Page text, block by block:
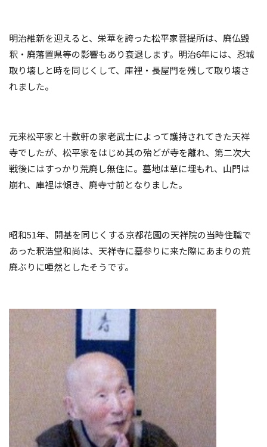
明治維新を迎えると、栄華を誇った松平家菩提所は、廃仏毀
釈・廃藩置県等の影響もあり衰退します。明治6年には、忍城
取り壊しと時を同じくして、庫裡・長屋門を残して取り壊さ
れました。
元来松平家と十数軒の家老武士によって護持されてきた天祥
寺でしたが、松平家をはじめ其の殆どが寺を離れ、第二次大
戦後にはすっかり荒廃し無住に。墓地は草に埋もれ、山門は
崩れ、庫裡は傾き、廃寺寸前となりました。
昭和51年、開基を同じくする京都花園の天祥院の当時住職で
あった釈浩堂和尚は、天祥寺に墓参りに来た際にあまりの荒
廃ぶりに唖然としたそうです。